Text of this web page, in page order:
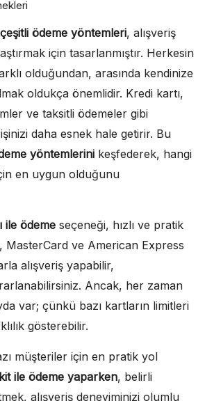
ödeme yöntemleri, alışveriş
için tasarlanmıştır. Herkesin
olduğundan, arasında kendinize
oldukça önemlidir. Kredi kartı,
ve taksitli ödemeler gibi
daha esnek hale getirir. Bu
yöntemlerini keşfederek, hangi
en uygun olduğunu
ile ödeme seçeneği, hızlı ve pratik
MasterCard ve American Express
alışveriş yapabilir,
Ancak, her zaman
var; çünkü bazı kartların limitleri
gösterebilir.
müşteriler için en pratik yol
ile ödeme yaparken, belirli
alışveriş deneyiminizi olumlu